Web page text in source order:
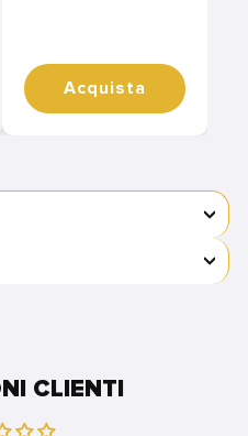
Acquista
CLIENTI